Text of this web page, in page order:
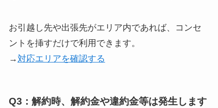
お引越し先や出張先がエリア内であれば、コンセ
ントを挿すだけで利用できます。
→ 対応エリアを確認する
Q3：解約時、解約金や違約金等は発生します